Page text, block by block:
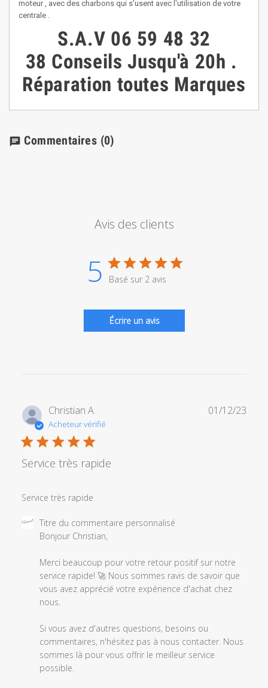
moteur , avec des charbons qui s'usent avec l'utilisation de votre
centrale .
S.A.V 06 59 48 32
38 ConseilsJusqu'à 20h .
Réparation toutes Marques
chat Commentaires (0)
Avis des clients
5 Basé sur 2 avis
Écrire un avis
Christian A.
Acheteur vérifié
Service très rapide
Service très rapide
Commentaires
magasin
l'examen
commentaire
personnalisé
Titre du commentaire personnalisé
Bonjour Christian,
Merci beaucoup pour votre retour positif sur notre
service rapide! 🚀 Nous sommes ravis de savoir que
vous avez apprécié votre expérience d'achat chez
nous.
Si vous avez d'autres questions, besoins ou
commentaires, n'hésitez pas à nous contacter. Nous
sommes là pour vous offrir le meilleur service
possible.
01/12/23